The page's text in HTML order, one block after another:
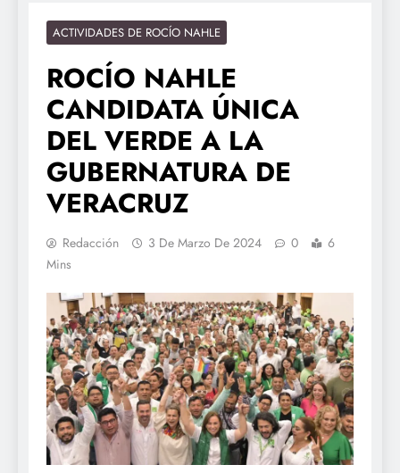
ACTIVIDADES DE ROCÍO NAHLE
ROCÍO NAHLE
CANDIDATA ÚNICA
DEL VERDE A LA
GUBERNATURA DE
VERACRUZ
Redacción 3 De Marzo De 2024 0
6
Mins